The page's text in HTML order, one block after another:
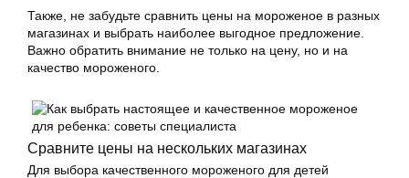
Также, не забудьте сравнить цены на мороженое в разных
магазинах и выбрать наиболее выгодное предложение.
Важно обратить внимание не только на цену, но и на
качество мороженого.
Сравните цены на нескольких магазинах
Для выбора качественного мороженого для детей